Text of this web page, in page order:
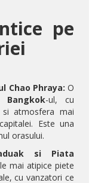
pe
Chao Phraya: O
Bangkok-ul, cu
atmosfera mai
Este una
orasului.
si Piata
mai atipice piete
cu vanzatori ce